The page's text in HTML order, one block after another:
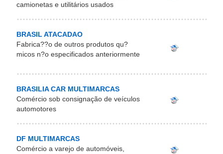
camionetas e utilitários usados
BRASIL ATACADAO
Fabrica??o de outros produtos qu?
micos n?o especificados anteriormente
BRASILIA CAR MULTIMARCAS
Comércio sob consignação de veículos
automotores
DF MULTIMARCAS
Comércio a varejo de automóveis,